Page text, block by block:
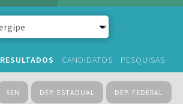
RESULTADOS CANDIDATOS PESQUISAS
SEN DEP. ESTADUAL DEP. FEDERAL